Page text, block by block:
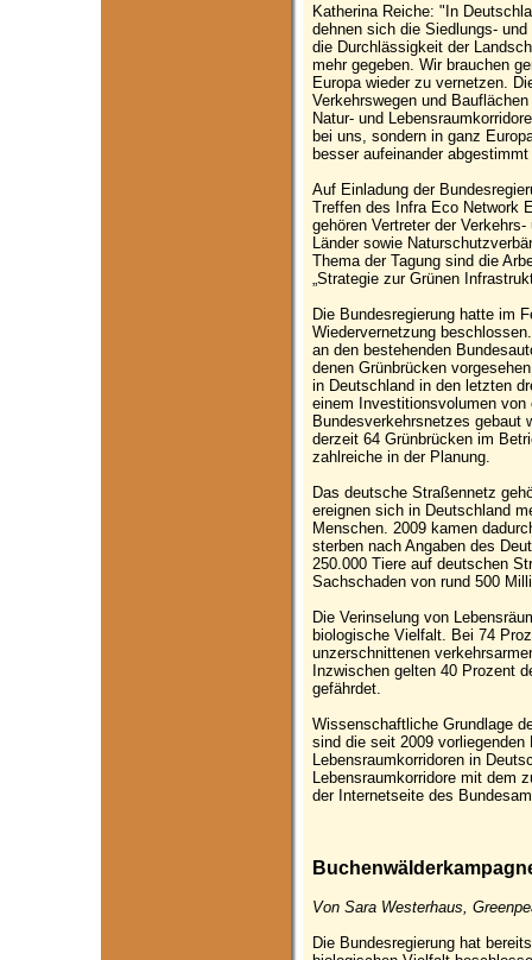
Katherina Reiche: "In
dehnen sich die Siedlungs-
die Durchlässigkeit der
mehr gegeben. Wir brauchen
Europa wieder zu vernetzen.
Verkehrswegen und
Natur- und
bei uns, sondern in ganz
besser aufeinander
Auf Einladung der
Treffen des Infra Eco Network
gehören Vertreter der
Länder sowie
Thema der Tagung sind die
„Strategie zur Grünen
Die Bundesregierung hatte im
Wiedervernetzung
an den bestehenden
denen Grünbrücken
in Deutschland in den letzten
einem Investitionsvolumen
Bundesverkehrsnetzes gebaut
derzeit 64 Grünbrücken im
zahlreiche in der Planung.
Das deutsche Straßennetz
ereignen sich in Deutschland
Menschen. 2009 kamen
sterben nach Angaben des
250.000 Tiere auf deutschen
Sachschaden von rund 500
Die Verinselung von
biologische Vielfalt. Bei 74
unzerschnittenen
Inzwischen gelten 40 Prozent
gefährdet.
Wissenschaftliche Grundlage
sind die seit 2009
Lebensraumkorridoren in
Lebensraumkorridore mit dem
der Internetseite des
Von Sara Westerhaus,
Die Bundesregierung hat